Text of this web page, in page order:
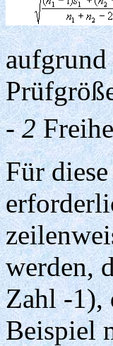
aufgrund
- 2
Für
werden,
Zahl -1),
Beispiel